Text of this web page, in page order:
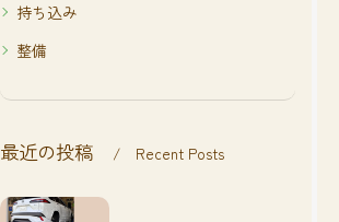
持ち込み
整備
最近の投稿 Recent Posts